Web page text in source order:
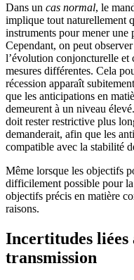
Dans un cas normal, le
implique tout naturellement
instruments pour mener
Cependant, on peut
l’évolution conjoncturelle et
mesures différentes. Cela
récession apparaît
que les anticipations en
demeurent à un niveau
doit rester restrictive plus
demanderait, afin que les
compatible avec la stabilité
Même lorsque les objectifs
difficilement possible pour
objectifs précis en matière
raisons.
Incertitudes liées
transmission